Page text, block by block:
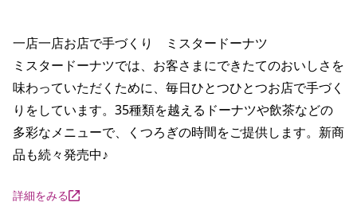
一店一店お店で手づくり　ミスタードーナツ
ミスタードーナツでは、お客さまにできたてのおいしさを
味わっていただくために、毎日ひとつひとつお店で手づく
りをしています。35種類を越えるドーナツや飲茶などの
多彩なメニューで、くつろぎの時間をご提供します。新商
品も続々発売中♪
詳細をみる